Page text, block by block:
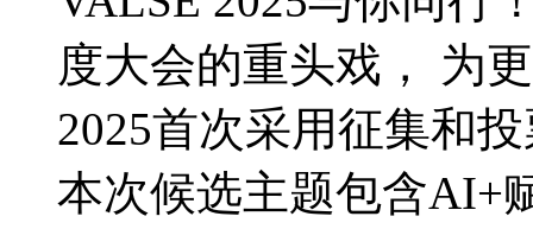
度大会的重头戏， 为
2025首次采用征集和
本次候选主题包含AI+